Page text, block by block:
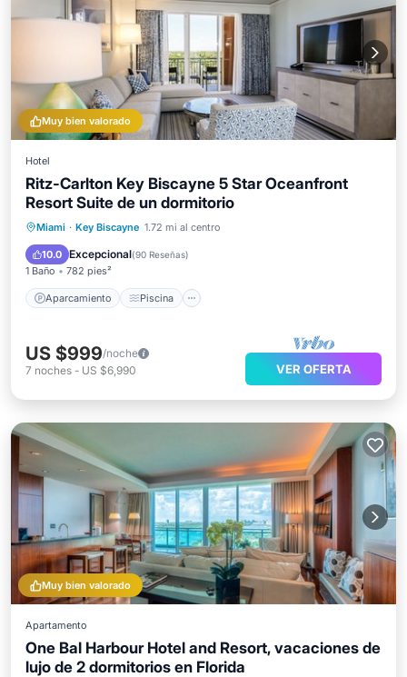
Muy bien valorado
Hotel
Ritz-Carlton Key Biscayne 5 Star Oceanfront
Resort Suite de un dormitorio
Miami · Key Biscayne 1.72 mi al centro
10.0 Excepcional(90 Reseñas)
1 Baño 782 pies²
Aparcamiento Piscina
Aparcamiento Piscina
Balcón/Terraza
US $999/noche
7 noches - US $6,990 VER OFERTA
Muy bien valorado
Apartamento
One Bal Harbour Hotel and Resort, vacaciones de
lujo de 2 dormitorios en Florida